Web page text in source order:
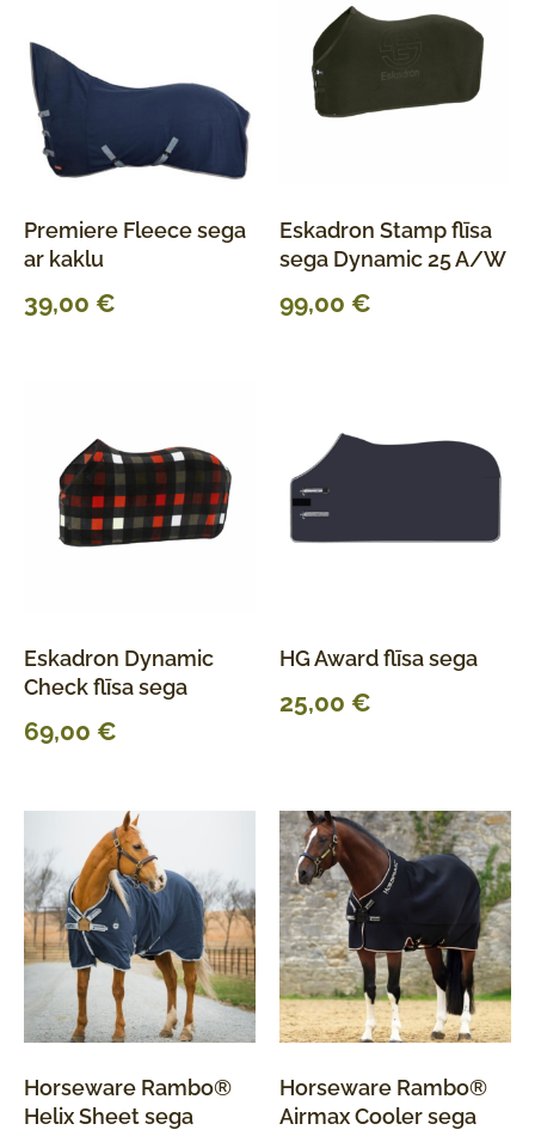
Premiere Fleece sega
ar kaklu
39,00 €
Eskadron Stamp flīsa
sega Dynamic 25 A/W
99,00 €
Eskadron Dynamic
Check flīsa sega
69,00 €
HG Award flīsa sega
25,00 €
Horseware Rambo®
Helix Sheet sega
Horseware Rambo®
Airmax Cooler sega